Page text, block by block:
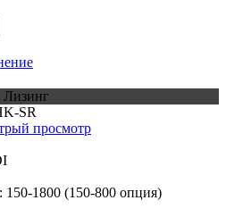
Лизинг
SR
просмотр
: 150-1800 (150-800 опция)